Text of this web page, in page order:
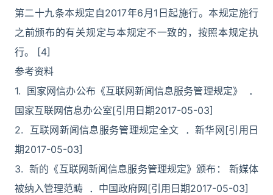
第二十九条本规定自2017年6月1日起施行。本规定施行
之前颁布的有关规定与本规定不一致的，按照本规定执
行。 [4]
参考资料
1. 国家网信办公布《互联网新闻信息服务管理规定》 ．
国家互联网信息办公室[引用日期2017-05-03]
2. 互联网新闻信息服务管理规定全文 ．新华网[引用日
期2017-05-03]
3. 新的《互联网新闻信息服务管理规定》颁布： 新媒体
被纳入管理范畴 ．中国政府网[引用日期2017-05-03]